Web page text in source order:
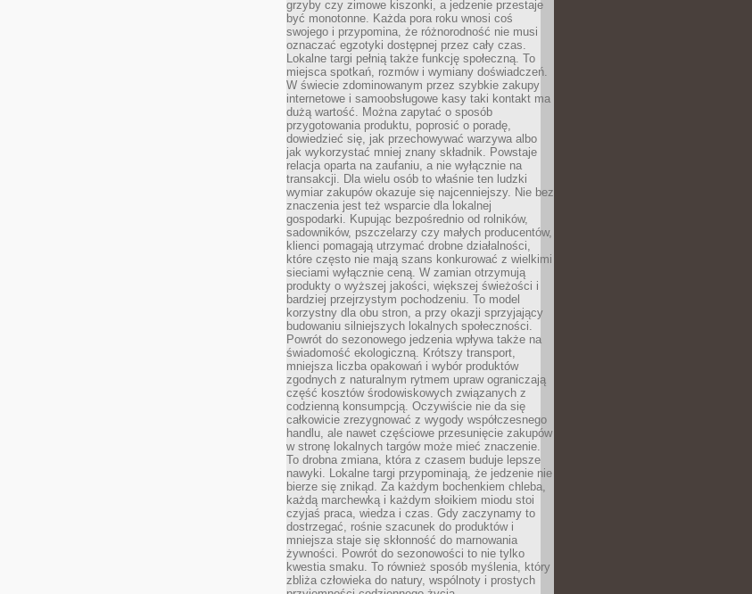
grzyby czy zimowe kiszonki, a jedzenie przestaje
być monotonne. Każda pora roku wnosi coś
swojego i przypomina, że różnorodność nie musi
oznaczać egzotyki dostępnej przez cały czas.
Lokalne targi pełnią także funkcję społeczną. To
miejsca spotkań, rozmów i wymiany doświadczeń.
W świecie zdominowanym przez szybkie zakupy
internetowe i samoobsługowe kasy taki kontakt ma
dużą wartość. Można zapytać o sposób
przygotowania produktu, poprosić o poradę,
dowiedzieć się, jak przechowywać warzywa albo
jak wykorzystać mniej znany składnik. Powstaje
relacja oparta na zaufaniu, a nie wyłącznie na
transakcji. Dla wielu osób to właśnie ten ludzki
wymiar zakupów okazuje się najcenniejszy. Nie bez
znaczenia jest też wsparcie dla lokalnej
gospodarki. Kupując bezpośrednio od rolników,
sadowników, pszczelarzy czy małych producentów,
klienci pomagają utrzymać drobne działalności,
które często nie mają szans konkurować z wielkimi
sieciami wyłącznie ceną. W zamian otrzymują
produkty o wyższej jakości, większej świeżości i
bardziej przejrzystym pochodzeniu. To model
korzystny dla obu stron, a przy okazji sprzyjający
budowaniu silniejszych lokalnych społeczności.
Powrót do sezonowego jedzenia wpływa także na
świadomość ekologiczną. Krótszy transport,
mniejsza liczba opakowań i wybór produktów
zgodnych z naturalnym rytmem upraw ograniczają
część kosztów środowiskowych związanych z
codzienną konsumpcją. Oczywiście nie da się
całkowicie zrezygnować z wygody współczesnego
handlu, ale nawet częściowe przesunięcie zakupów
w stronę lokalnych targów może mieć znaczenie.
To drobna zmiana, która z czasem buduje lepsze
nawyki. Lokalne targi przypominają, że jedzenie nie
bierze się znikąd. Za każdym bochenkiem chleba,
każdą marchewką i każdym słoikiem miodu stoi
czyjaś praca, wiedza i czas. Gdy zaczynamy to
dostrzegać, rośnie szacunek do produktów i
mniejsza staje się skłonność do marnowania
żywności. Powrót do sezonowości to nie tylko
kwestia smaku. To również sposób myślenia, który
zbliża człowieka do natury, wspólnoty i prostych